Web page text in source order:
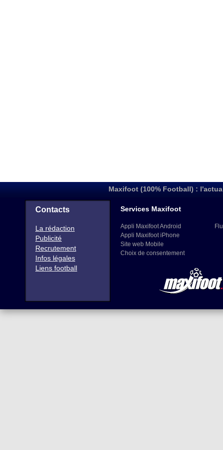
Maxifoot (100% Football) :
Contacts
La rédaction
Publicité
Recrutement
Infos légales
Liens football
Services Maxifoot
Appli Maxifoot Android
Appli Maxifoot iPhone
Site web Mobile
Choix de consentement